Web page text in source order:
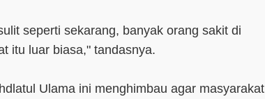
seperti sekarang, banyak orang sakit di
itu luar biasa," tandasnya.
Ulama ini menghimbau agar masyarakat